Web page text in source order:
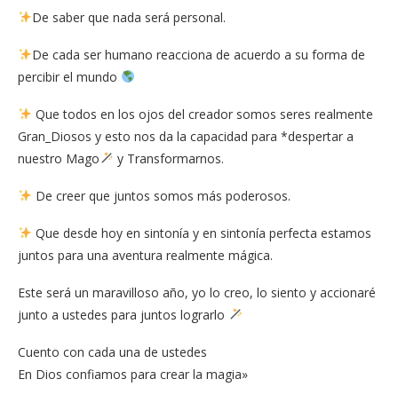
De saber que nada será personal.
De cada ser humano reacciona de acuerdo a su forma de
percibir el mundo
Que todos en los ojos del creador somos seres realmente
Gran_Diosos y esto nos da la capacidad para *despertar a
nuestro Mago
y Transformarnos.
De creer que juntos somos más poderosos.
Que desde hoy en sintonía y en sintonía perfecta estamos
juntos para una aventura realmente mágica.
Este será un maravilloso año, yo lo creo, lo siento y accionaré
junto a ustedes para juntos lograrlo
Cuento con cada una de ustedes
En Dios confiamos para crear la magia»